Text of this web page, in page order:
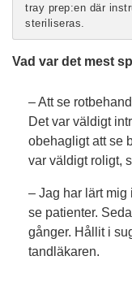
tray prep:en där
steriliseras.
Vad var det mest
– Att se
Det var väldigt
obehagligt att se
var väldigt roligt,
– Jag har lärt mig
se patienter.
gånger. Hållit i
tandläkaren.